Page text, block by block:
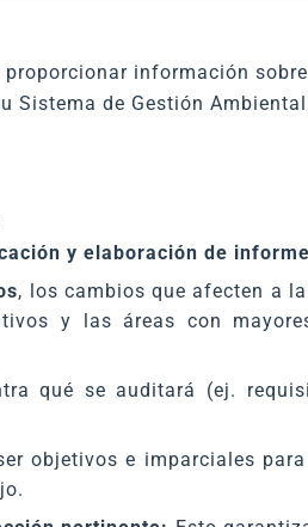
información
Sistema de Gestión
y elaboración de
, los cambios que afecten a
y las áreas con
qué se auditará (ej.
objetivos e imparciales